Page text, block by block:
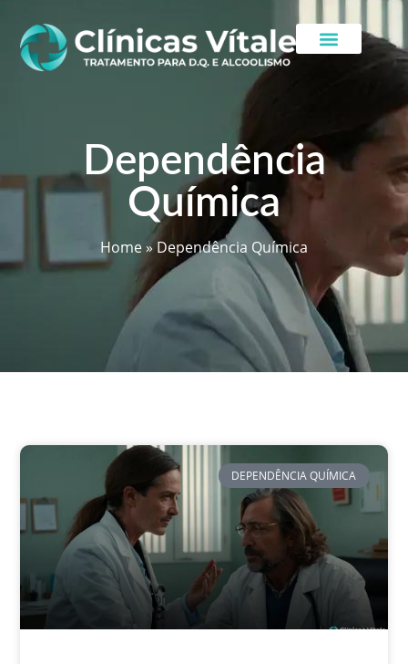
Dependência
Química
Home»Dependência Química
DEPENDÊNCIA QUÍMICA